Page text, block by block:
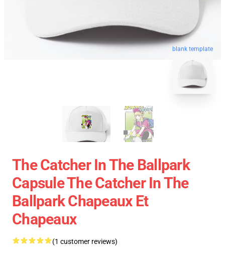
blank template
The Catcher In The Ballpark
Capsule The Catcher In The
Ballpark Chapeaux Et
Chapeaux
(1 customer reviews)